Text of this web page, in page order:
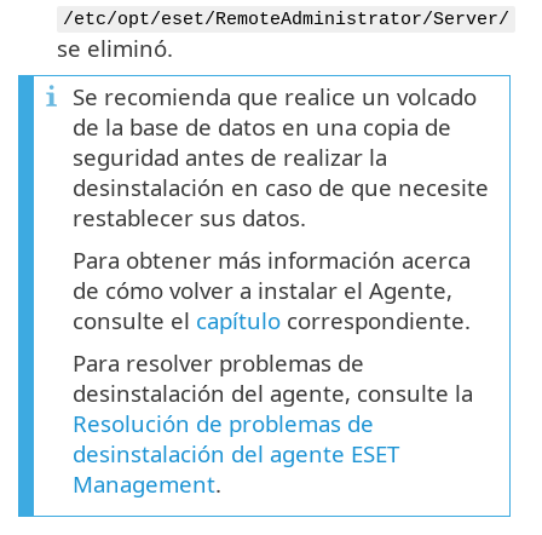
/etc/opt/eset/RemoteAdministrator/Server/
se eliminó.
Se recomienda que realice un volcado
de la base de datos en una copia de
seguridad antes de realizar la
desinstalación en caso de que necesite
restablecer sus datos.
Para obtener más información acerca
de cómo volver a instalar el Agente,
consulte el capítulo correspondiente.
Para resolver problemas de
desinstalación del agente, consulte la
Resolución de problemas de
desinstalación del agente ESET
Management.